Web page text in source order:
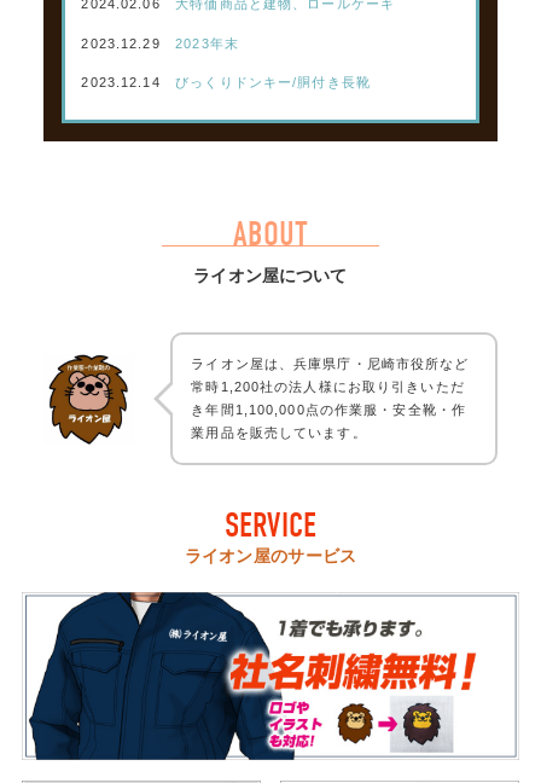
2024.02.06 大特価商品と建物、ロールケーキ
2023.12.29 2023年末
2023.12.14 びっくりドンキー/胴付き長靴
ABOUT
ライオン屋について
ライオン屋は、兵庫県庁・尼崎市役所など
常時1,200社の法人様にお取り引きいただ
き年間1,100,000点の作業服・安全靴・作
業用品を販売しています。
SERVICE
ライオン屋のサービス